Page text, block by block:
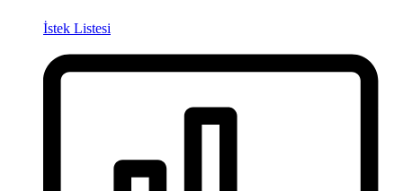
İstek Listesi